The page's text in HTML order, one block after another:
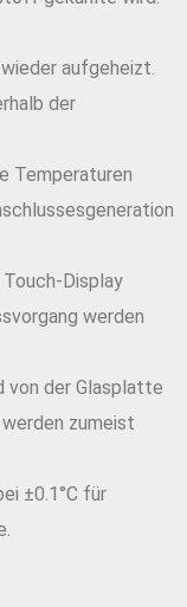
aufgeheizt.
der
Temperaturen
Display
werden
von der Glasplatte
zumeist
±0.1°C für